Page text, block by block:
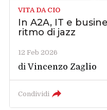
VITA DA CIO
In A2A, IT e
ritmo di jazz
12 Feb 2026
diVincenzo Zaglio
Condividi